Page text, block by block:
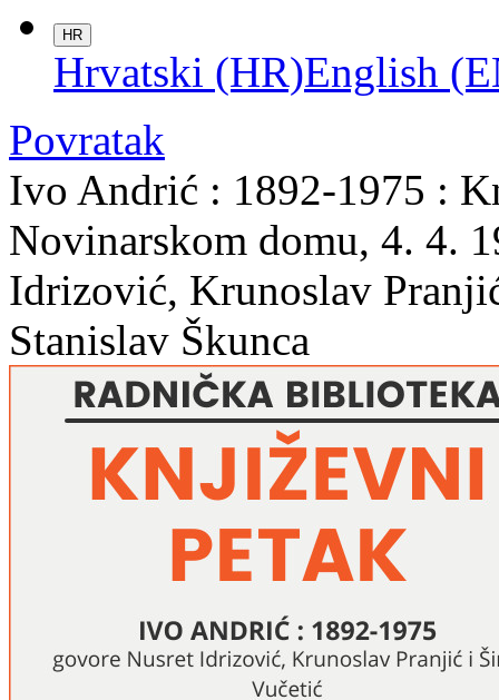
HR
Hrvatski (HR)English
Povratak
Ivo Andrić : 1892-1975 :
Novinarskom domu, 4. 4.
Idrizović, Krunoslav
Stanislav Škunca